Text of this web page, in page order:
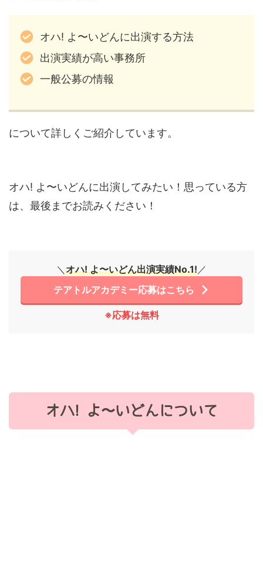
オハ! よ〜いどんに出演する方法
出演実績が高い事務所
一般公募の情報
について詳しくご紹介しています。
オハ! よ〜いどんに出演してみたい！思っている方
は、最後までお読みください！
＼ オハ! よ〜いどん出演実績No.1! ／
テアトルアカデミー応募はこちら
※応募は無料
オハ! よ〜いどんについて